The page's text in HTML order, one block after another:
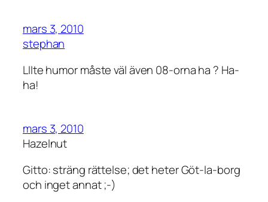
mars 3, 2010
stephan
LIIte humor måste väl även 08-orna ha ? Ha-
ha!
mars 3, 2010
Hazelnut
Gitto: sträng rättelse; det heter Göt-la-borg
och inget annat ;-)